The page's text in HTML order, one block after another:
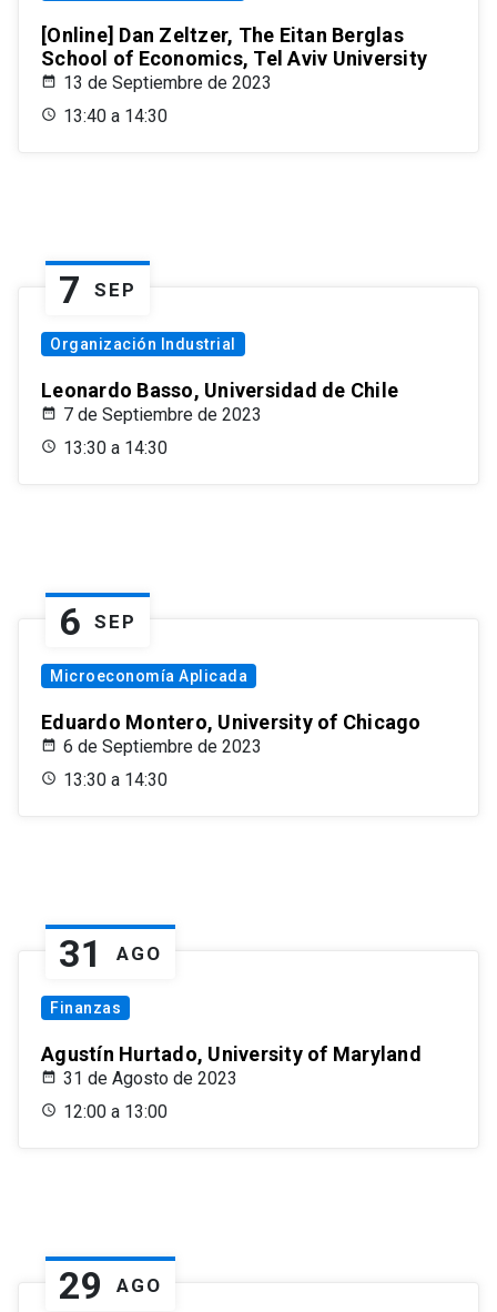
[Online] Dan Zeltzer, The Eitan Berglas
School of Economics, Tel Aviv University
13 de Septiembre de 2023
13:40 a 14:30
7 SEP
Organización Industrial
Leonardo Basso, Universidad de Chile
7 de Septiembre de 2023
13:30 a 14:30
6 SEP
Microeconomía Aplicada
Eduardo Montero, University of Chicago
6 de Septiembre de 2023
13:30 a 14:30
31 AGO
Finanzas
Agustín Hurtado, University of Maryland
31 de Agosto de 2023
12:00 a 13:00
29 AGO